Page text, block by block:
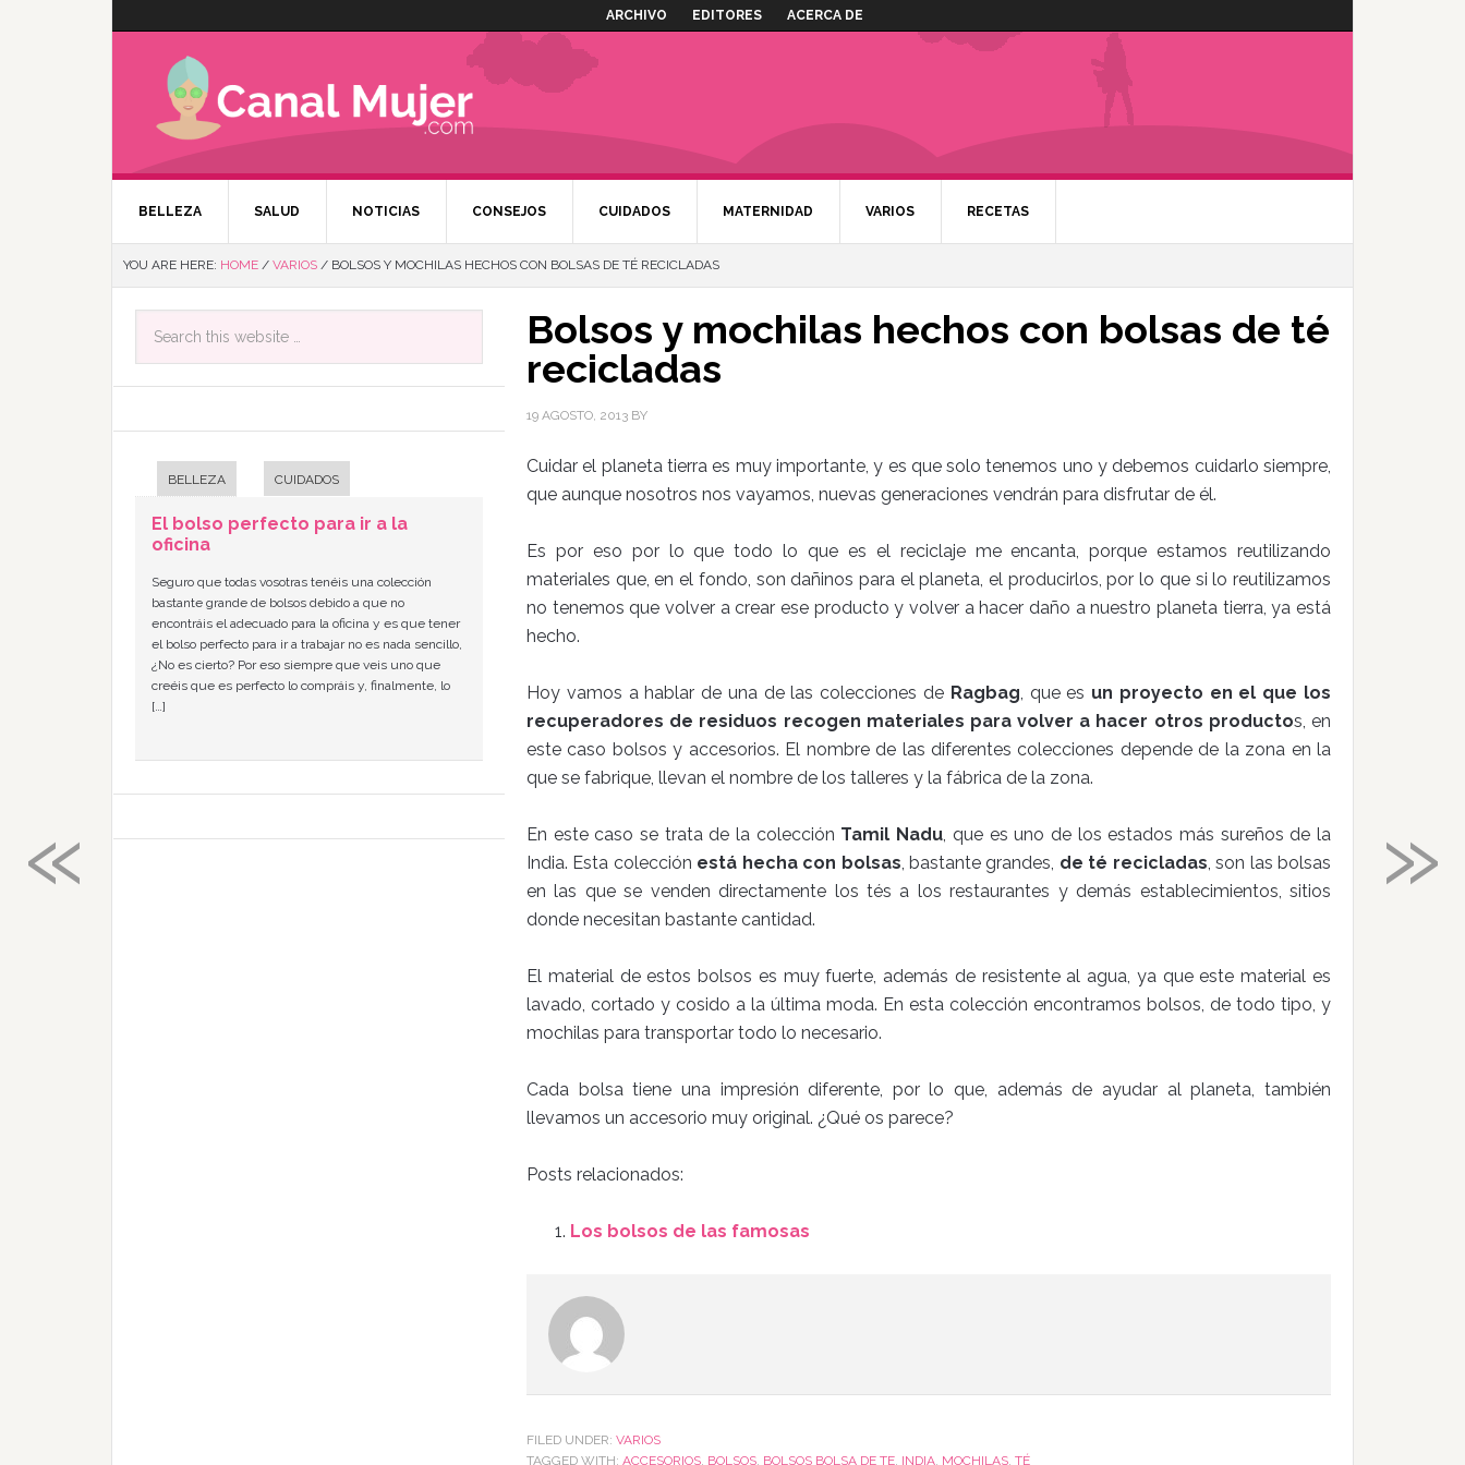
ARCHIVO EDITORES ACERCA DE
BELLEZA SALUD NOTICIAS CONSEJOS CUIDADOS MATERNIDAD VARIOS RECETAS
YOU ARE HERE: HOME / VARIOS / BOLSOS Y MOCHILAS HECHOS CON BOLSAS DE TÉ RECICLADAS
Bolsos y mochilas hechos con bolsas de té
recicladas
19 AGOSTO, 2013 BY
Cuidar el planeta tierra es muy importante, y es que solo tenemos uno y debemos cuidarlo siempre,
que aunque nosotros nos vayamos, nuevas generaciones vendrán para disfrutar de él.
Es por eso por lo que todo lo que es el reciclaje me encanta, porque estamos reutilizando
materiales que, en el fondo, son dañinos para el planeta, el producirlos, por lo que si lo reutilizamos
no tenemos que volver a crear ese producto y volver a hacer daño a nuestro planeta tierra, ya está
hecho.
Hoy vamos a hablar de una de las colecciones de Ragbag, que es un proyecto en el que los
recuperadores de residuos recogen materiales para volver a hacer otros productos, en
este caso bolsos y accesorios. El nombre de las diferentes colecciones depende de la zona en la
que se fabrique, llevan el nombre de los talleres y la fábrica de la zona.
En este caso se trata de la colección Tamil Nadu, que es uno de los estados más sureños de la
India. Esta colección está hecha con bolsas, bastante grandes, de té recicladas, son las bolsas
en las que se venden directamente los tés a los restaurantes y demás establecimientos, sitios
donde necesitan bastante cantidad.
El material de estos bolsos es muy fuerte, además de resistente al agua, ya que este material es
lavado, cortado y cosido a la última moda. En esta colección encontramos bolsos, de todo tipo, y
mochilas para transportar todo lo necesario.
Cada bolsa tiene una impresión diferente, por lo que, además de ayudar al planeta, también
llevamos un accesorio muy original. ¿Qué os parece?
Posts relacionados:
Los bolsos de las famosas
FILED UNDER: VARIOS
TAGGED WITH: ACCESORIOS, BOLSOS, BOLSOS BOLSA DE TE, INDIA, MOCHILAS, TÉ
BELLEZA CUIDADOS
El bolso perfecto para ir a la
oficina
Seguro que todas vosotras tenéis una colección
bastante grande de bolsos debido a que no
encontráis el adecuado para la oficina y es que tener
el bolso perfecto para ir a trabajar no es nada sencillo,
¿No es cierto? Por eso siempre que veis uno que
creéis que es perfecto lo compráis y, finalmente, lo
[…]
»
«